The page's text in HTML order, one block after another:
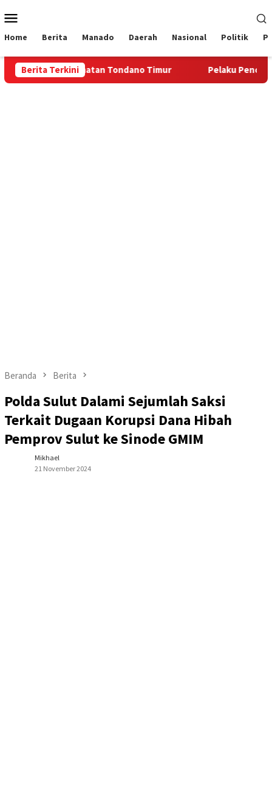
ke
Mobile
Home Berita Manado Daerah Nasional Politik
Berita Terkini
Kecamatan Tondano Timur Pelaku Pencurian
Beranda Berita
Polda Sulut Dalami Sejumlah Saksi
Terkait Dugaan Korupsi Dana Hibah
Pemprov Sulut ke Sinode GMIM
Mikhael
21 November 2024